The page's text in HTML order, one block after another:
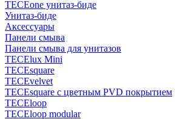
TECEone унитаз-биде
Унитаз-биде
Аксессуары
Панели смыва
Панели смыва для унитазов
TECElux Mini
TECEsquare
TECEvelvet
TECEsquare с цветным PVD покрытием
TECEloop
TECEloop modular